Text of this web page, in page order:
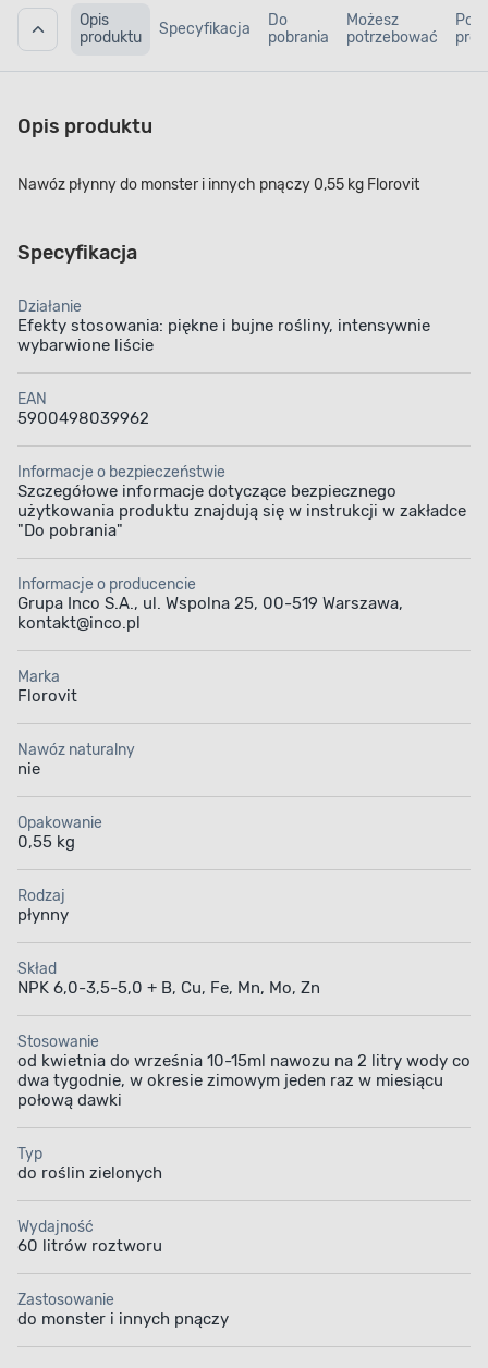
Opis
produktu
Specyfikacja
Do
pobrania
Możesz
potrzebować
Opis produktu
Nawóz płynny do monster i innych pnączy 0,55 kg Florovit
Specyfikacja
Działanie
Efekty stosowania: piękne i bujne rośliny, intensywnie
wybarwione liście
EAN
5900498039962
Informacje o bezpieczeństwie
Szczegółowe informacje dotyczące bezpiecznego
użytkowania produktu znajdują się w instrukcji w zakładce
"Do pobrania"
Informacje o producencie
Grupa Inco S.A., ul. Wspolna 25, 00-519 Warszawa,
kontakt@inco.pl
Marka
Florovit
Nawóz naturalny
nie
Opakowanie
0,55 kg
Rodzaj
płynny
Skład
NPK 6,0-3,5-5,0 + B, Cu, Fe, Mn, Mo, Zn
Stosowanie
od kwietnia do września 10-15ml nawozu na 2 litry wody co
dwa tygodnie, w okresie zimowym jeden raz w miesiącu
połową dawki
Typ
do roślin zielonych
Wydajność
60 litrów roztworu
Zastosowanie
do monster i innych pnączy